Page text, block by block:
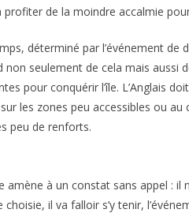
profiter de la moindre accalmie
déterminé par l’événement
non seulement de cela mais
pour conquérir l’île. L’Anglais
les zones peu accessibles ou
peu de renforts.
amène à un constat sans appel : il
il va falloir s’y tenir,